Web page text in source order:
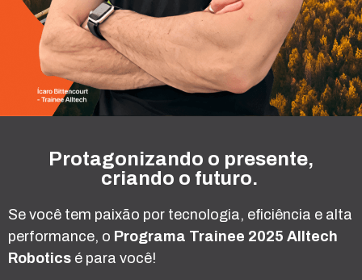
Protagonizando o presente,
criando o futuro.
Se você tem paixão por tecnologia, eficiência e alta
performance, o Programa Trainee 2025 Alltech
Robotics é para você!